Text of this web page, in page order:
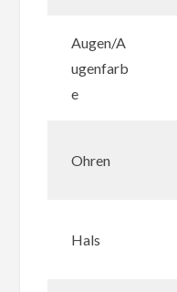
Augen/A
ugenfarb
e
Ohren
Hals